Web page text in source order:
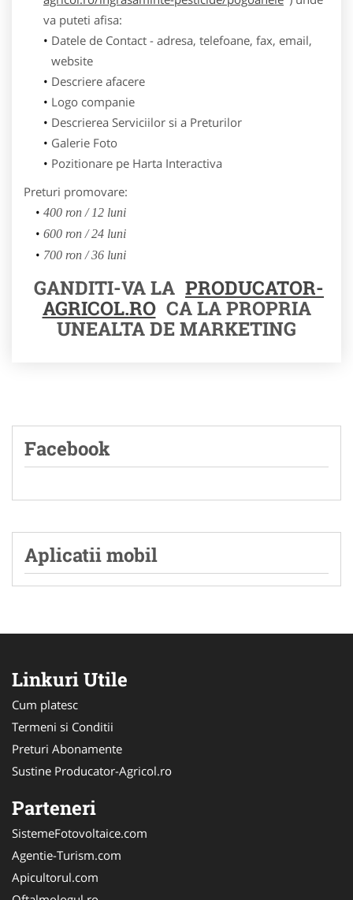
va puteti afisa:
Datele de Contact - adresa, telefoane, fax, email,
website
Descriere afacere
Logo companie
Descrierea Serviciilor si a Preturilor
Galerie Foto
Pozitionare pe Harta Interactiva
Preturi promovare:
400 ron / 12 luni
600 ron / 24 luni
700 ron / 36 luni
GANDITI-VA LA PRODUCATOR-
AGRICOL.RO CA LA PROPRIA
UNEALTA DE MARKETING
Facebook
Aplicatii mobil
Linkuri Utile
Cum platesc
Termeni si Conditii
Preturi Abonamente
Sustine Producator-Agricol.ro
Parteneri
SistemeFotovoltaice.com
Agentie-Turism.com
Apicultorul.com